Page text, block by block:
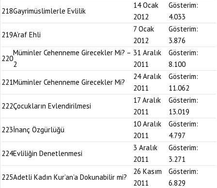
218Gayrimüslimlerle Evlilik
14 Ocak
2012
Gösterim:
4.033
219A’raf Ehli
7 Ocak
2012
Gösterim:
3.876
220
Müminler Cehenneme Girecekler Mi? –
2
31 Aralık
2011
Gösterim:
8.100
221Müminler Cehenneme Girecekler Mi?
24 Aralık
2011
Gösterim:
11.062
222Çocukların Evlendirilmesi
17 Aralık
2011
Gösterim:
13.019
223İnanç Özgürlüğü
10 Aralık
2011
Gösterim:
4.797
224Evliliğin Denetlenmesi
3 Aralık
2011
Gösterim:
3.271
225Adetli Kadın Kur’an’a Dokunabilir mi?
26 Kasım
2011
Gösterim:
6.829